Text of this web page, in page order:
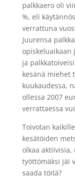
palkkaero oli
%, eli
verrattuna
Juurensa
opiskeluaikaan
ja
kesänä miehet
kuukaudessa,
ollessa 2007
verrattaessa
Toivotan
kesätöiden
olkaa
työttömäksi jäi
saada töitä?